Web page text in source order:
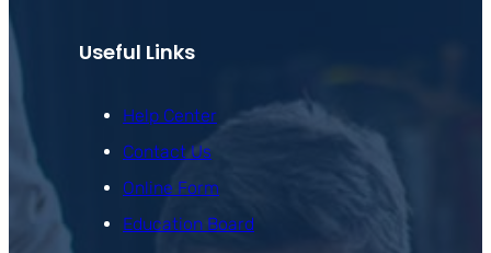
Useful Links
Help Center
Contact Us
Online Form
Education Board